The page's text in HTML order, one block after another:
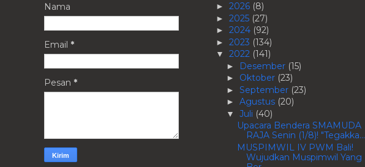
Nama
Email *
Pesan *
► 2026 (8)
► 2025 (27)
► 2024 (92)
► 2023 (134)
▼ 2022 (141)
► Desember (15)
► Oktober (23)
► September (23)
► Agustus (20)
▼ Juli (40)
Upacara Bendera SMAMUDA
RAJA Senin (1/8)! "Tegakka...
MUSPIMWIL IV PWM Bali!
Wujudkan Muspimwil Yang